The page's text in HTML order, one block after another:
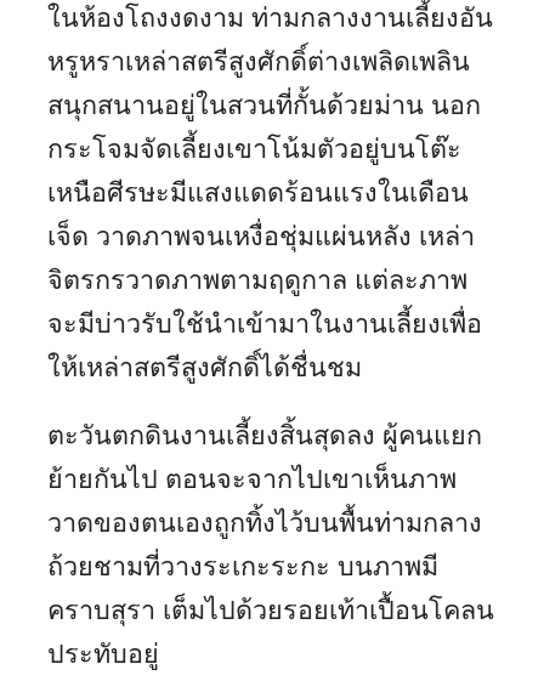
ในห้องโถงงดงาม ท่ามกลางงานเลี้ยงอัน
หรูหราเหล่าสตรีสูงศักดิ์ต่างเพลิดเพลิน
สนุกสนานอยู่ในสวนที่กั้นด้วยม่าน นอก
กระโจมจัดเลี้ยงเขาโน้มตัวอยู่บนโต๊ะ
เหนือศีรษะมีแสงแดดร้อนแรงในเดือน
เจ็ด วาดภาพจนเหงื่อชุ่มแผ่นหลัง เหล่า
จิตรกรวาดภาพตามฤดูกาล แต่ละภาพ
จะมีบ่าวรับใช้นำเข้ามาในงานเลี้ยงเพื่อ
ให้เหล่าสตรีสูงศักดิ์ได้ชื่นชม
ตะวันตกดินงานเลี้ยงสิ้นสุดลง ผู้คนแยก
ย้ายกันไป ตอนจะจากไปเขาเห็นภาพ
วาดของตนเองถูกทิ้งไว้บนพื้นท่ามกลาง
ถ้วยชามที่วางระเกะระกะ บนภาพมี
คราบสุรา เต็มไปด้วยรอยเท้าเปื้อนโคลน
ประทับอยู่